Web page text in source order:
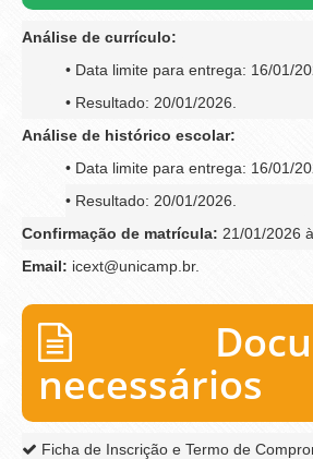
Análise de currículo:
• Data limite para entrega: 16/01/
• Resultado: 20/01/2026.
Análise de histórico escolar:
• Data limite para entrega: 16/01/
• Resultado: 20/01/2026.
Confirmação de matrícula: 21/01/2026
Email: icext@unicamp.br.
necessários
Ficha de Inscrição e Termo de